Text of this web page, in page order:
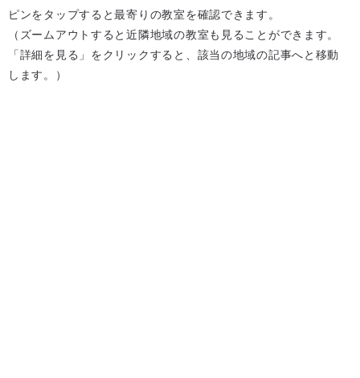
ピンをタップすると最寄りの教室を確認できます。
（ズームアウトすると近隣地域の教室も見ることができます。
「詳細を見る」をクリックすると、該当の地域の記事へと移動
します。）